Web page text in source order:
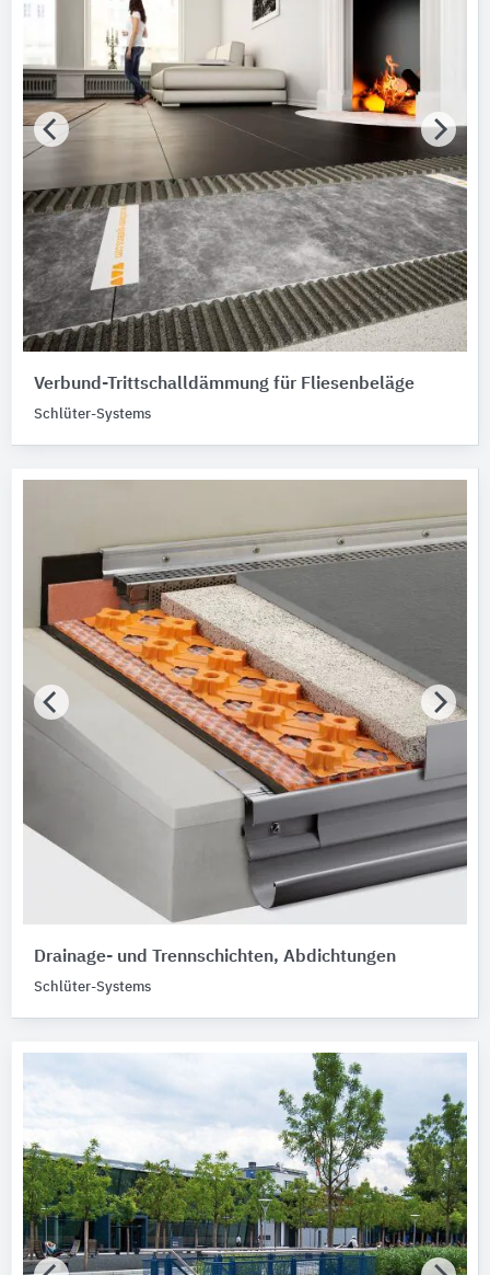
Verbund-Trittschalldämmung für Fliesenbeläge
Schlüter-Systems
Drainage- und Trennschichten, Abdichtungen
Schlüter-Systems